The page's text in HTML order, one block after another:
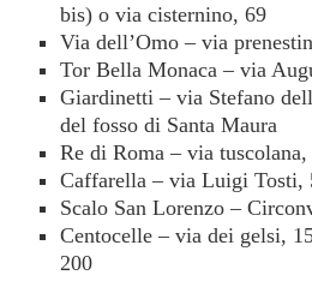
bis) o via cisternino, 69
Via dell’Omo – via
Tor Bella Monaca – via
Giardinetti – via Stefano
del fosso di Santa Maura
Re di Roma – via tuscolana,
Caffarella – via Luigi Tosti,
Scalo San Lorenzo –
Centocelle – via dei gelsi,
200